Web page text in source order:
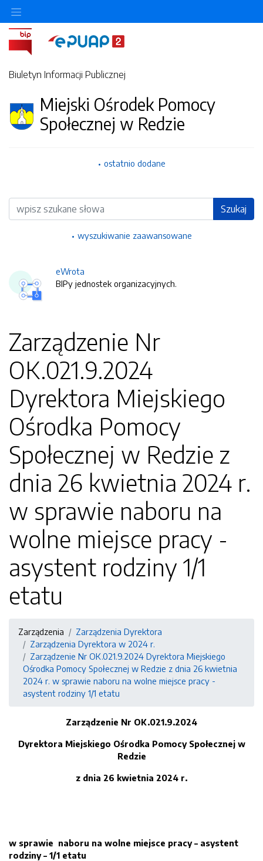
Biuletyn Informacji Publicznej
Miejski Ośrodek Pomocy
Społecznej w Redzie
ostatnio dodane
Wyszukiwarka Szukaj
wyszukiwanie zaawansowane
eWrota
BIPy jednostek organizacyjnych.
Zarządzenie Nr
OK.021.9.2024
Dyrektora Miejskiego
Ośrodka Pomocy
Społecznej w Redzie z
dnia 26 kwietnia 2024 r.
w sprawie naboru na
wolne miejsce pracy -
asystent rodziny 1/1
etatu
Zarządzenia
Zarządzenia Dyrektora
Zarządzenia Dyrektora w 2024 r.
Zarządzenie Nr OK.021.9.2024 Dyrektora Miejskiego
Ośrodka Pomocy Społecznej w Redzie z dnia 26 kwietnia
2024 r. w sprawie naboru na wolne miejsce pracy -
asystent rodziny 1/1 etatu
Zarządzenie Nr OK.021.9.2024
Dyrektora Miejskiego Ośrodka Pomocy Społecznej w
Redzie
z dnia 26 kwietnia 2024 r.
w sprawie naboru na wolne miejsce pracy – asystent
rodziny – 1/1 etatu